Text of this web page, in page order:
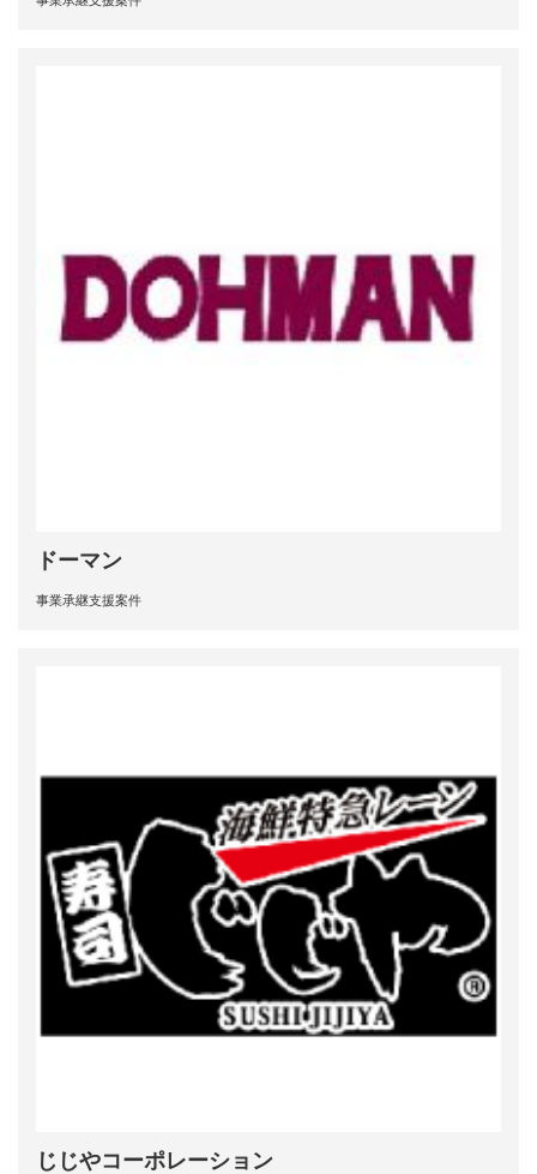
ドーマン
事業承継支援案件
じじやコーポレーション